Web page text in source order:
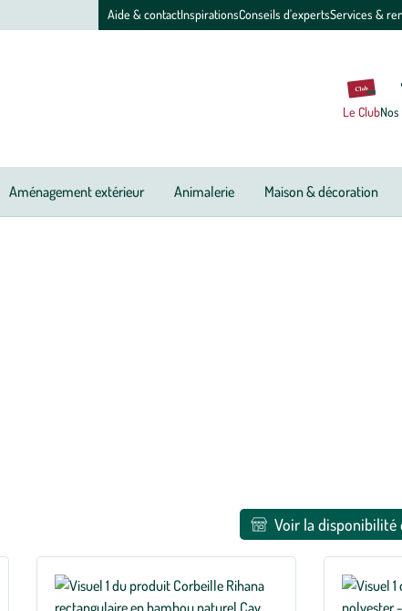
Aide & contactInspirationsConseils d'expertsServices &
Le Club
Aménagement extérieur Animalerie Maison & décoration
Voir la disponibilité